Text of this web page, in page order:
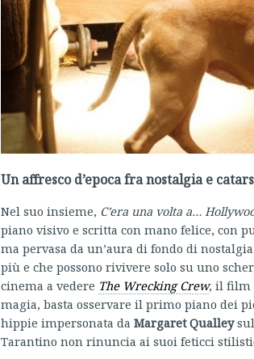
Un affresco d’epoca fra nostalgia e
Nel suo insieme, C’era una volta a…
piano visivo e scritta con mano felice, con
ma pervasa da un’aura di fondo di
più e che possono rivivere solo su uno
cinema a vedere The Wrecking Crew, il film
magia, basta osservare il primo piano dei
hippie impersonata da Margaret Qualleysul
Tarantino non rinuncia ai suoi feticci